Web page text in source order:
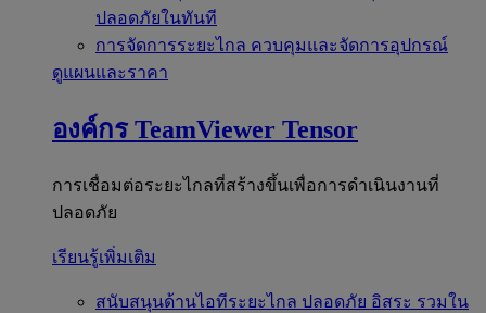
ปลอดภัยในทันที
การจัดการระยะไกล ควบคุมและจัดการอุปกรณ์
ดูแผนและราคา
องค์กร TeamViewer Tensor
การเชื่อมต่อระยะไกลที่สร้างขึ้นเพื่อการดำเนินงานที่
ปลอดภัย
เรียนรู้เพิ่มเติม
สนับสนุนด้านไอทีระยะไกล ปลอดภัย อิสระ รวมใน